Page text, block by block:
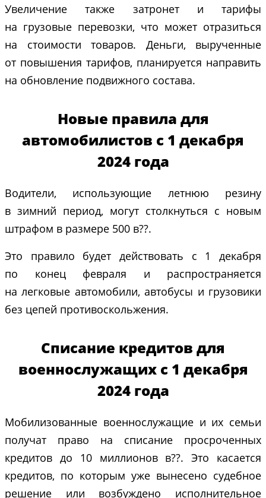
Увеличение также затронет и тарифы
на грузовые перевозки, что может отразиться
на стоимости товаров. Деньги, вырученные
от повышения тарифов, планируется направить
на обновление подвижного состава.
Новые правила для
автомобилистов с 1 декабря
2024 года
Водители, использующие летнюю резину
в зимний период, могут столкнуться с новым
штрафом в размере 500 в??.
Это правило будет действовать с 1 декабря
по конец февраля и распространяется
на легковые автомобили, автобусы и грузовики
без цепей противоскольжения.
Списание кредитов для
военнослужащих с 1 декабря
2024 года
Мобилизованные военнослужащие и их семьи
получат право на списание просроченных
кредитов до 10 миллионов в??. Это касается
кредитов, по которым уже вынесено судебное
решение или возбуждено исполнительное